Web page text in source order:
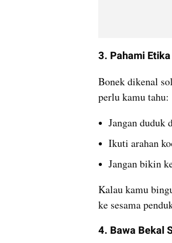
3. Pahami
Bonek dikenal
perlu kamu tahu:
Jangan duduk
Ikuti arahan
Jangan bikin
Kalau kamu
ke sesama
4. Bawa Bekal